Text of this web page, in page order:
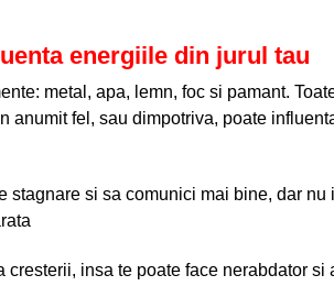
energiile din jurul tau
metal, apa, lemn, foc si pamant.
anumit fel, sau dimpotriva, poate
stagnare si sa comunici mai bine, dar nu
insa te poate face nerabdator si